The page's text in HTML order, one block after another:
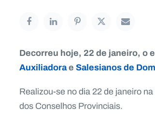
Decorreu hoje, 22 de janeiro, o
AuxiliadoraeSalesianos de
Realizou-se no dia 22 de janeiro
dos Conselhos Provinciais.